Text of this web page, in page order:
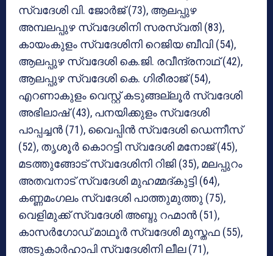
സ്വദേശി വി. ജോര്‍ജ് (73), ആലപ്പുഴ
അമ്പലപ്പുഴ സ്വദേശിനി സരസ്വതി (83),
കായംകുളം സ്വദേശിനി റെജിയ ബീവി (54),
ആലപ്പുഴ സ്വദേശി കെ.ജി. രവീന്ദ്രനാഥ് (42),
ആലപ്പുഴ സ്വദേശി കെ. ഗിരീരാജ് (54),
എറണാകുളം വെസ്റ്റ് കടുങ്ങല്ലൂര്‍ സ്വദേശി
അഭിലാഷ് (43), പനയിക്കുളം സ്വദേശി
പാപ്പച്ചന്‍ (71), വൈപ്പിന്‍ സ്വദേശി ഡെന്നീസ്
(52), തൃശൂര്‍ കൊറട്ടി സ്വദേശി മനോജ് (45),
മടത്തുങ്ങോട് സ്വദേശിനി റിജി (35), മലപ്പുറം
അതവനാട് സ്വദേശി മുഹമ്മദ്കുട്ടി (64),
കണ്ണമംഗലം സ്വദേശി പാത്തുമുത്തു (75),
വെളിമുക്ക് സ്വദേശി അബ്ദു റഹ്മാന്‍ (51),
കാസര്‍ഗോഡ് മാഥൂര്‍ സ്വദേശി മുസ്തഫ (55),
അടുകാര്‍ഹാപി സ്വദേശിനി ലീല (71),